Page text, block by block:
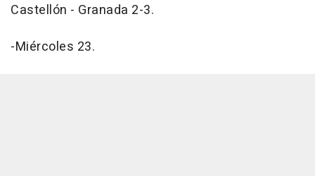
Castellón - Granada 2-3.
-Miércoles 23.